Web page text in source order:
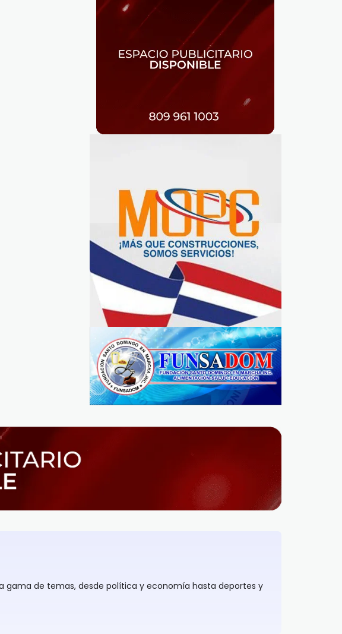
gama de temas, desde política y economía hasta deportes y